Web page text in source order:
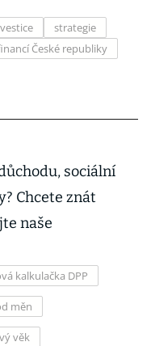
strategie
České republiky
sociální
Chcete znát
naše
kalkulačka DPP
měn
věk